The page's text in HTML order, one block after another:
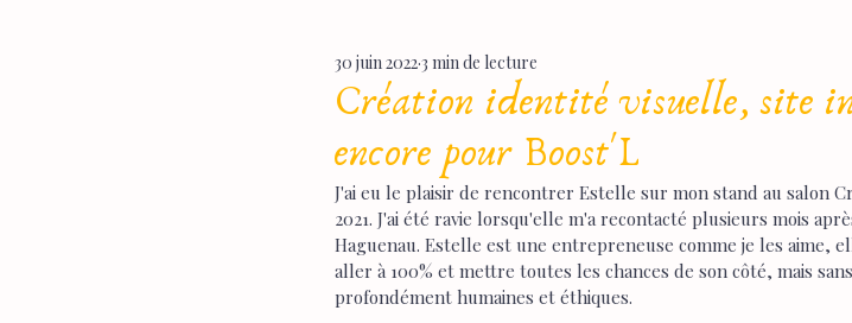
Création identité visuelle, site
encore pour Boost'L
30 juin 20223 min de lecture
J'ai eu le plaisir de rencontrer Estelle sur mon stand au salon
2021. J'ai été ravie lorsqu'elle m'a recontacté plusieurs mois
Haguenau. Estelle est une entrepreneuse comme je les aime,
aller à 100% et mettre toutes les chances de son côté, mais
profondément humaines et éthiques.